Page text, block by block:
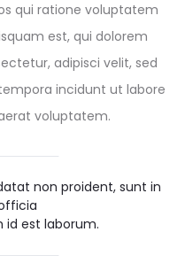
qui ratione voluptatem
est, qui dolorem
adipisci velit, sed
incidunt ut labore
voluptatem.
non proident, sunt in
id est laborum.